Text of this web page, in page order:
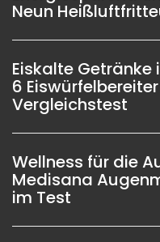
Neun
Eiskalte Getränke
6
Vergleichstest
Wellness für die
Medisana
im Test